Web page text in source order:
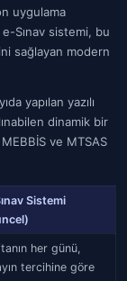
uygulama
Sınav sistemi, bu
sağlayan modern
yapılan yazılı
dinamik bir
ve MTSAS
Sistemi
her günü,
tercihine göre